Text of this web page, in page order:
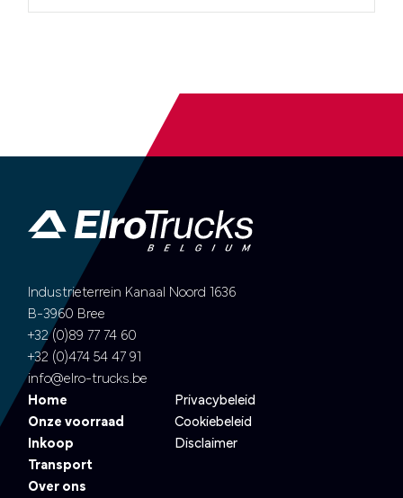
Industrieterrein Kanaal Noord 1636
B-3960 Bree
+32 (0)89 77 74 60
+32 (0)474 54 47 91
info@elro-trucks.be
Home
Onze voorraad
Inkoop
Transport
Over ons
Privacybeleid
Cookiebeleid
Disclaimer